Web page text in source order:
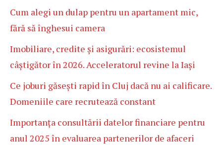
Cum alegi un dulap pentru un apartament mic,
fără să înghesui camera
Imobiliare, credite și asigurări: ecosistemul
câștigător în 2026. Acceleratorul revine la Iași
Ce joburi găsești rapid în Cluj dacă nu ai calificare.
Domeniile care recrutează constant
Importanța consultării datelor financiare pentru
anul 2025 în evaluarea partenerilor de afaceri